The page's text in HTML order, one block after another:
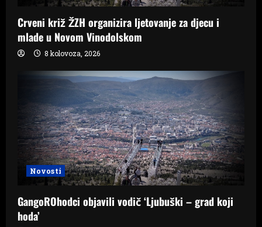
Crveni križ ŽZH organizira ljetovanje za djecu i
mlade u Novom Vinodolskom
8 kolovoza, 2026
Novosti
GangoROhodci objavili vodič ‘Ljubuški – grad koji
hoda’